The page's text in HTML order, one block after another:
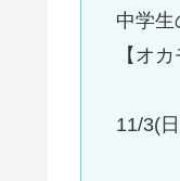
中学
【オ
11/3(